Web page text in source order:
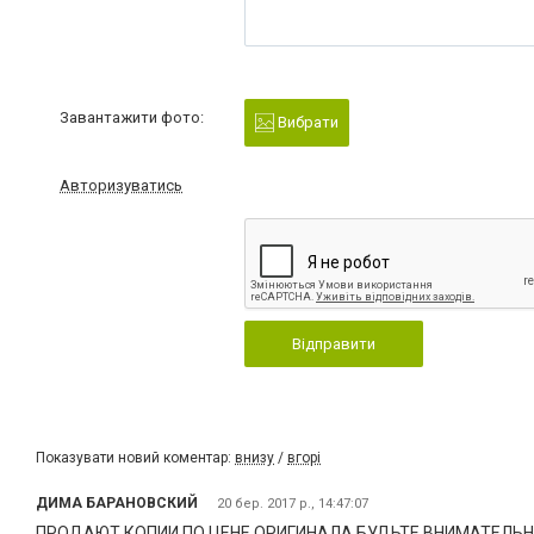
Завантажити фото: Вибрати
Авторизуватись
Відправити
Показувати новий коментар: внизу / вгорі
ДИМА БАРАНОВСКИЙ 20 бер. 2017 р., 14:47:07